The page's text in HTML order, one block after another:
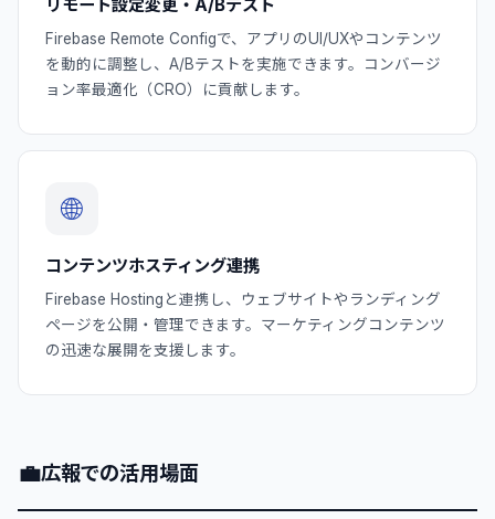
リモート設定変更・A/Bテスト
Firebase Remote Configで、アプリのUI/UXやコンテンツ
を動的に調整し、A/Bテストを実施できます。コンバージ
ョン率最適化（CRO）に貢献します。
🌐
コンテンツホスティング連携
Firebase Hostingと連携し、ウェブサイトやランディング
ページを公開・管理できます。マーケティングコンテンツ
の迅速な展開を支援します。
💼広報での活用場面